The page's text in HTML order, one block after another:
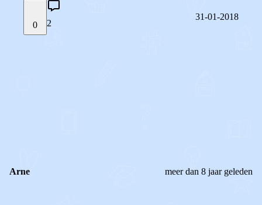
0 2
31-01-2018
Arne meer dan 8 jaar geleden